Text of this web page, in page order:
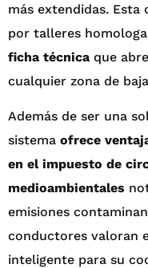
más extendidas. Esta
por talleres
ficha técnica que
cualquier zona de
Además de ser una
sistema ofrece
en el impuesto de
medioambientales
emisiones
conductores valoran
inteligente para su